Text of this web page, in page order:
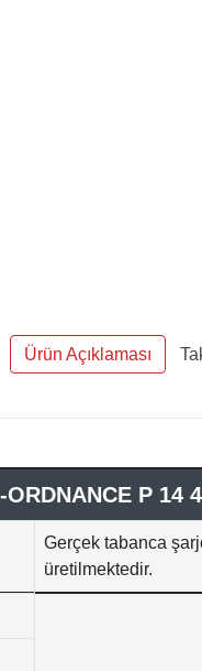
Ürün Açıklaması
P 14
Gerçek tabanca
üretilmektedir.